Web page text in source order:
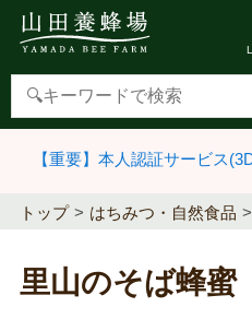
【重要】本人認証サービス
トップ はちみつ・自然食品
里山のそば蜂蜜